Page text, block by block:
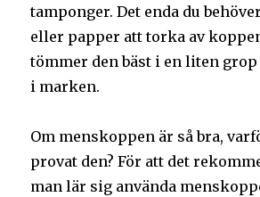
tamponger. Det enda du
eller papper att torka av
tömmer den bäst i en liten
i marken.
Om menskoppen är så bra,
provat den? För att det
man lär sig använda